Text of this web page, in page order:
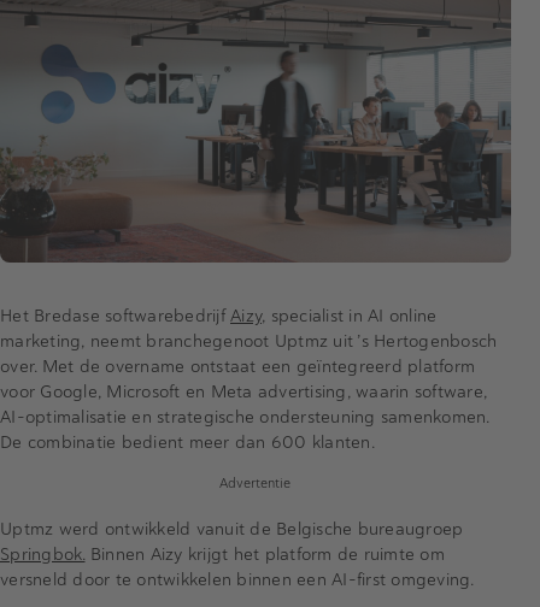
Het Bredase softwarebedrijfAizy, specialist in AI online
marketing, neemt branchegenoot Uptmz uit ’s Hertogenbosch
over. Met de overname ontstaat een geïntegreerd platform
voor Google, Microsoft en Meta advertising, waarin software,
AI-optimalisatie en strategische ondersteuning samenkomen.
De combinatie bedient meer dan 600 klanten.
Advertentie
Uptmz werd ontwikkeld vanuit de Belgische bureaugroep
Springbok. Binnen Aizy krijgt het platform de ruimte om
versneld door te ontwikkelen binnen een AI-first omgeving.